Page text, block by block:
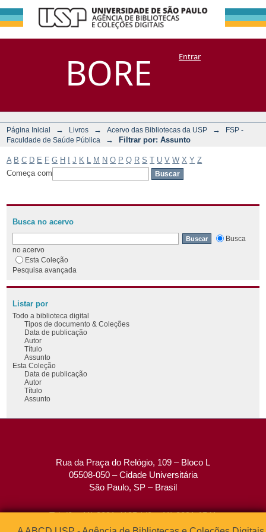
BORE
Filtrar por:
Assunto
DSpace/Manakin + CoriscoEntrar
Página Inicial → Livros → Acervo das Bibliotecas da USP →
FSP -
Faculdade de Saúde Pública
→ Filtrar por: Assunto
A B C D E F G H J K M N O P Q R S T U V W X Y Z
Começa com
Busca no acervo
Busca
no acervo
Esta Coleção
Pesquisa avançada
Listar por
Todo a biblioteca digital
Tipos de documento & Coleções
Data de publicação
Autor
Título
Assunto
Esta Coleção
Data de publicação
Autor
Título
Assunto
Rua da Praça do Relógio, 109 – Bloco L
05508-050 – Cidade Universitária
São Paulo, SP – Brasil
Tel: (0xx11) 3091-4195 / (0xx11) 3091-1541
Fax: (0xx11) 3091-1567